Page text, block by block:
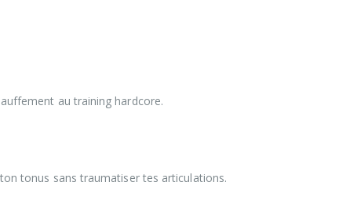
au training hardcore.
tonus sans traumatiser tes articulations.